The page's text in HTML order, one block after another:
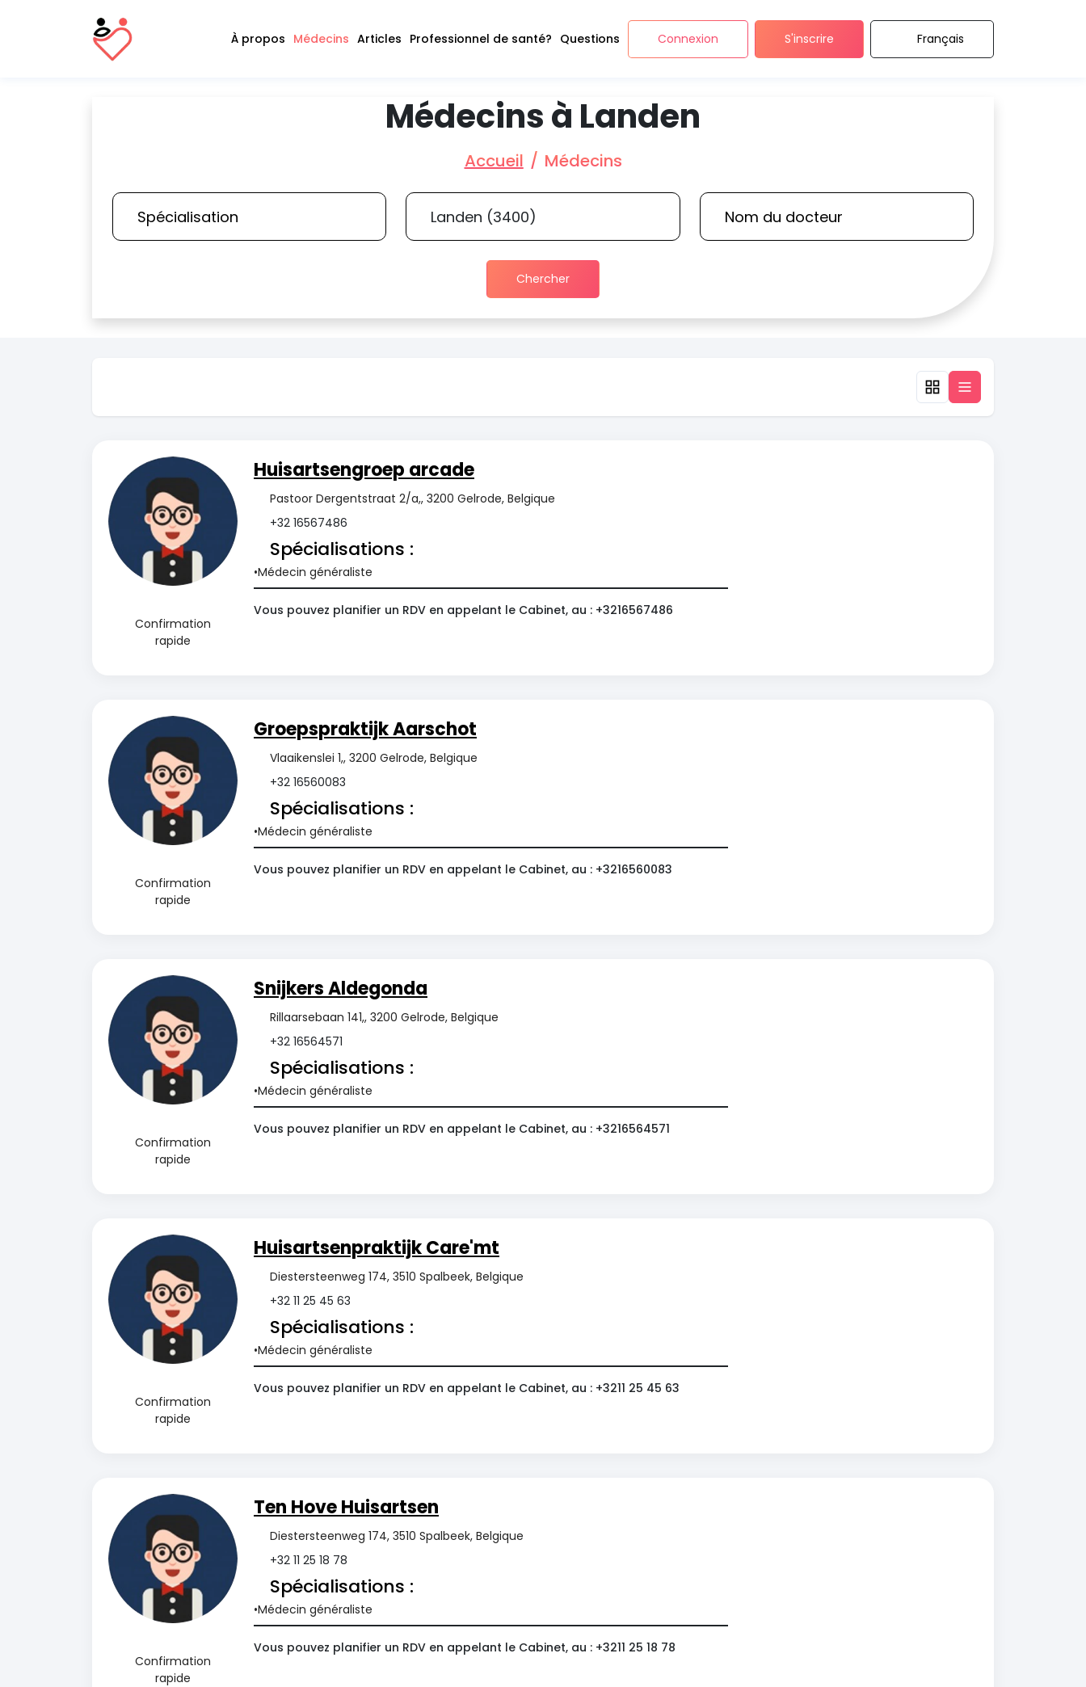
À propos Médecins Articles Professionnel de santé? Questions Connexion S'inscrire Français
Médecins à Landen
Accueil Médecins
Chercher
Confirmation
rapide
Huisartsengroep arcade
Pastoor Dergentstraat 2/a,, 3200 Gelrode, Belgique
+32 16567486
Spécialisations :
Médecin généraliste
Vous pouvez planifier un RDV en appelant le Cabinet, au : +3216567486
Confirmation
rapide
Groepspraktijk Aarschot
Vlaaikenslei 1,, 3200 Gelrode, Belgique
+32 16560083
Spécialisations :
Médecin généraliste
Vous pouvez planifier un RDV en appelant le Cabinet, au : +3216560083
Confirmation
rapide
Snijkers Aldegonda
Rillaarsebaan 141,, 3200 Gelrode, Belgique
+32 16564571
Spécialisations :
Médecin généraliste
Vous pouvez planifier un RDV en appelant le Cabinet, au : +3216564571
Confirmation
rapide
Huisartsenpraktijk Care'mt
Diestersteenweg 174, 3510 Spalbeek, Belgique
+32 11 25 45 63
Spécialisations :
Médecin généraliste
Vous pouvez planifier un RDV en appelant le Cabinet, au : +3211 25 45 63
Confirmation
rapide
Ten Hove Huisartsen
Diestersteenweg 174, 3510 Spalbeek, Belgique
+32 11 25 18 78
Spécialisations :
Médecin généraliste
Vous pouvez planifier un RDV en appelant le Cabinet, au : +3211 25 18 78